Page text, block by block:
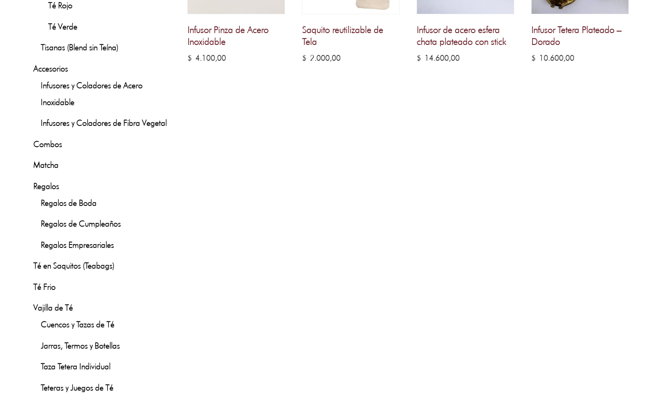
Té Rojo
Té Verde
Tisanas (Blend sin Teína)
Accesorios
Infusores y Coladores de Acero
Inoxidable
Infusores y Coladores de Fibra Vegetal
Combos
Matcha
Regalos
Regalos de Boda
Regalos de Cumpleaños
Regalos Empresariales
Té en Saquitos (Teabags)
Té Frio
Vajilla de Té
Cuencos y Tazas de Té
Jarras, Termos y Botellas
Taza Tetera Individual
Teteras y Juegos de Té
Infusor Pinza de Acero
Inoxidable
$4.100,00
Saquito reutilizable de
Tela
$2.000,00
Infusor de acero esfera
chata plateado con stick
$14.600,00
Infusor Tetera Plateado –
Dorado
$ 10.600,00